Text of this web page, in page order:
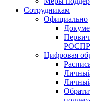
Сотрудникам
Официально
Цифровая
Личный
Личный